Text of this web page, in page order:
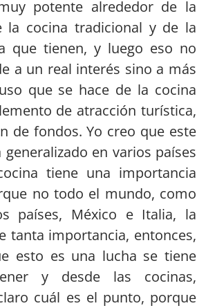
potente alrededor de la
la cocina tradicional y de la
que tienen, y luego eso no
a un real interés sino a más
que se hace de la cocina
de atracción turística,
de fondos. Yo creo que este
en varios países
tiene una importancia
no todo el mundo, como
países, México e Italia, la
tanta importancia, entonces,
esto es una lucha se tiene
y desde las cocinas,
cuál es el punto, porque